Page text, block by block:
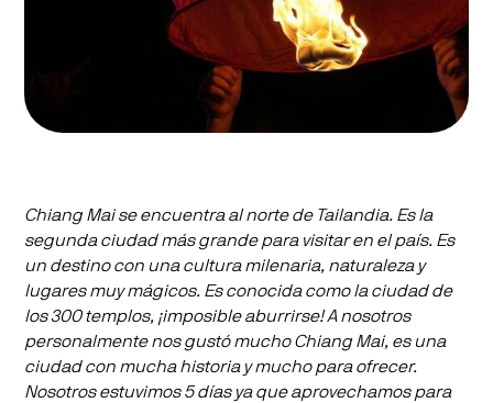
Chiang Mai se encuentra al norte de Tailandia. Es la
segunda ciudad más grande para visitar en el país. Es
un destino con una cultura milenaria, naturaleza y
lugares muy mágicos. Es conocida como la ciudad de
los 300 templos, ¡imposible aburrirse! A nosotros
personalmente nos gustó mucho Chiang Mai, es una
ciudad con mucha historia y mucho para ofrecer.
Nosotros estuvimos 5 días ya que aprovechamos para